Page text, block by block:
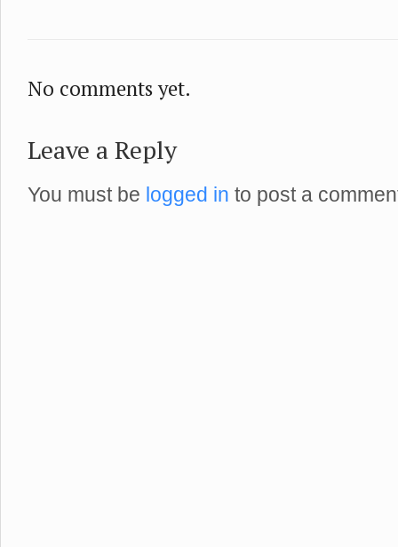
No comments yet.
Leave a Reply
You must be logged in to post a